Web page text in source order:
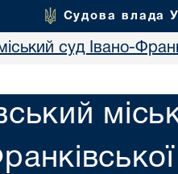
Судова влада
суд Івано-